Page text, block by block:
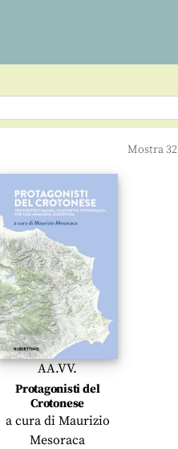
Mostra32
AA.VV.
Protagonisti del
Crotonese
a cura di Maurizio
Mesoraca